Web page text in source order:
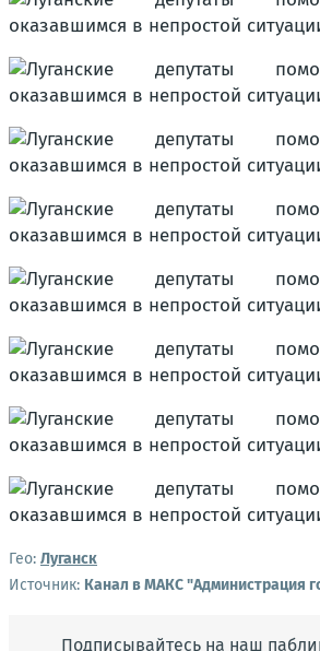
Гео: Луганск
Источник: Канал в МАКС "Администрация
Подписывайтесь на наш